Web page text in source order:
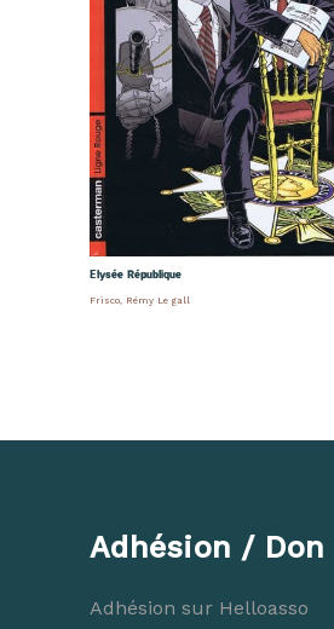
Elysée République
Frisco Rémy Le gall
Adhésion / Don
Adhésion sur Helloasso